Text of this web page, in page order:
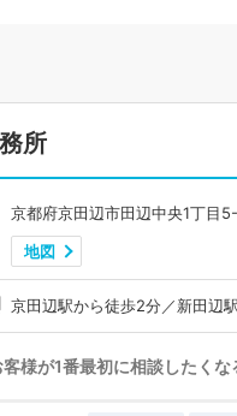
所
京都府京田辺市田辺中央1丁目
地図
京田辺駅から徒歩2分／新田辺
客様が1番最初に相談したく